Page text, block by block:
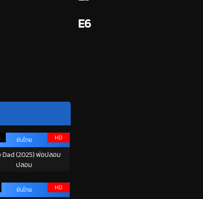
HD
ซับไทย
Dad (2025) พ่อปลอม
ปลอม
HD
ซับไทย
E6